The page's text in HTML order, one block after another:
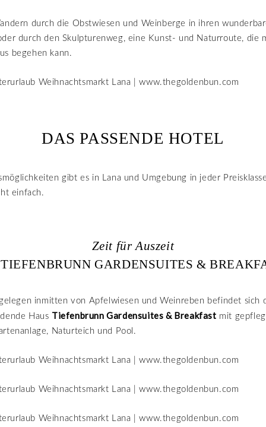
durch die Obstwiesen und Weinberge in ihren
durch den Skulpturenweg, eine Kunst- und Naturroute, die
begehen kann.
DAS PASSENDE HOTEL
gibt es in Lana und Umgebung in jeder
einfach.
Zeit für Auszeit
GARDENSUITES &
inmitten von Apfelwiesen und Weinreben befindet sich
Haus Tiefenbrunn Gardensuites & Breakfast mit
Naturteich und Pool.